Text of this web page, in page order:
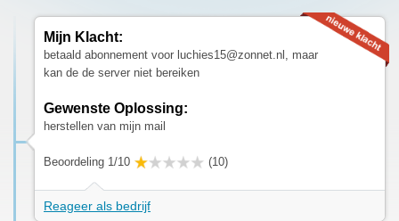
Mijn Klacht:
betaald abonnement voor luchies15@zonnet.nl , maar
kan de de server niet bereiken
Gewenste Oplossing:
herstellen van mijn mail
Beoordeling 1/10 (10)
Reageer als bedrijf